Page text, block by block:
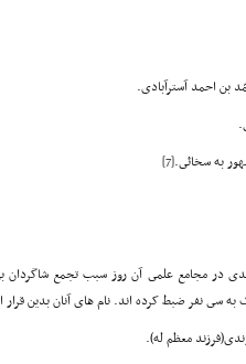
[7]
در مجامع علمى آن روز سبب تجمع
به سى نفر ضبط کرده اند. نام هاى آنان بدین